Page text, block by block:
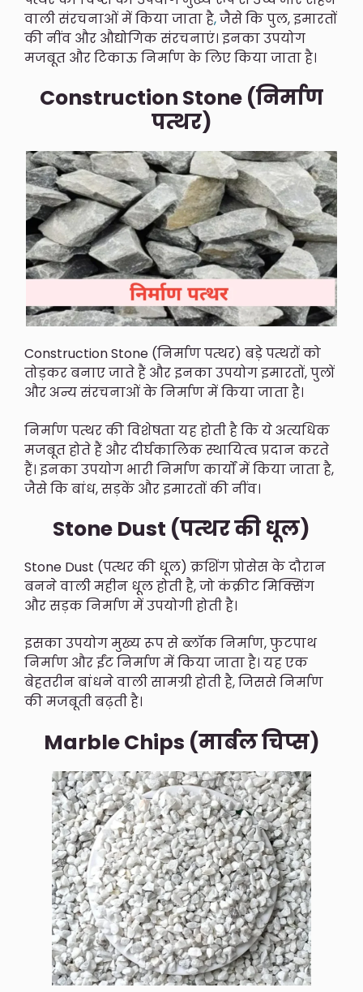
वाली संरचनाओं में किया जाता है,जैसे कि पुल, इमारतों
की नींव और औद्योगिक संरचनाएं। इनका उपयोग
मजबूत और टिकाऊ निर्माण के लिए किया जाता है।
Construction Stone (निर्माण
पत्थर)
Construction Stone (निर्माण पत्थर) बड़े पत्थरों को
तोड़कर बनाए जाते हैं और इनका उपयोग इमारतों, पुलों
और अन्य संरचनाओं के निर्माण में किया जाता है।
निर्माण पत्थर की विशेषता यह होती है कि ये अत्यधिक
मजबूत होते हैं और दीर्घकालिक स्थायित्व प्रदान करते
हैं। इनका उपयोग भारी निर्माण कार्यों में किया जाता है,
जैसे कि बांध, सड़कें और इमारतों की नींव।
Stone Dust (पत्थर की धूल)
Stone Dust (पत्थर की धूल) क्रशिंग प्रोसेस के दौरान
बनने वाली महीन धूल होती है, जो कंक्रीट मिक्सिंग
और सड़क निर्माण में उपयोगी होती है।
इसका उपयोग मुख्य रूप से ब्लॉक निर्माण, फुटपाथ
निर्माण और ईंट निर्माण में किया जाता है। यह एक
बेहतरीन बांधने वाली सामग्री होती है, जिससे निर्माण
की मजबूती बढ़ती है।
Marble Chips (मार्बल चिप्स)